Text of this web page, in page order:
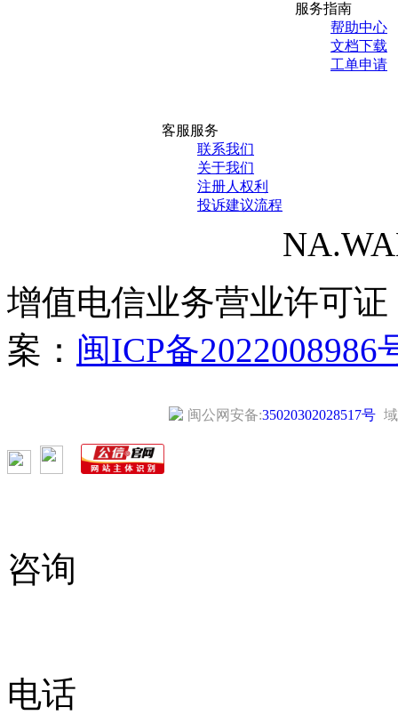
服务指南
帮助中心
文档下载
工单申请
客服服务
联系我们
关于我们
注册人权利
投诉建议流程
增值电信业务营业许可证
案： 闽ICP备2022008986
闽公网安备:35020302028517号
咨询
电话